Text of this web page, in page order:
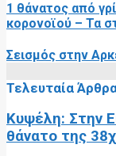
1 θάνατος από
κορονοϊού – Τα
Σεισμός στην
Τελευταία
Κυψέλη: Στην
θάνατο της